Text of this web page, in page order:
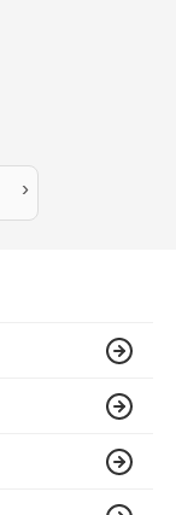
›